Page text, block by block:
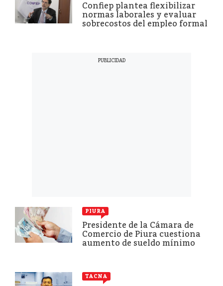
Confiep plantea flexibilizar
normas laborales y evaluar
sobrecostos del empleo formal
PIURA
Presidente de la Cámara de
Comercio de Piura cuestiona
aumento de sueldo mínimo
TACNA